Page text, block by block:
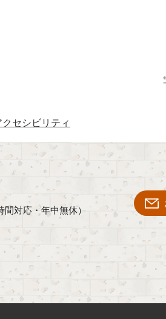
クセシビリティ
対応・年中無休）